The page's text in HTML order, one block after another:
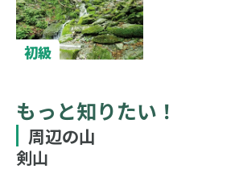
初級
もっと知りたい！
周辺の山
剣山